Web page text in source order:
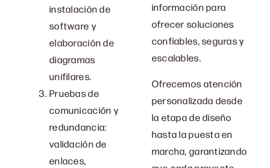
instalación de
software y
elaboración de
diagramas
unifilares.
Pruebas de
comunicación y
redundancia:
validación de
enlaces,
información para
ofrecer soluciones
confiables, seguras y
escalables.
Ofrecemos atención
personalizada desde
la etapa de diseño
hasta la puesta en
marcha, garantizando